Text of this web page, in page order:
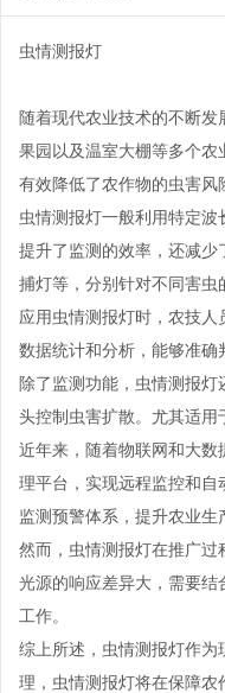
虫情测报灯
随着现代农业技术的不断
果园以及温室大棚等多个
有效降低了农作物的虫害风
虫情测报灯一般利用特定
提升了监测的效率，还减
捕灯等，分别针对不同害虫
应用虫情测报灯时，农技
数据统计和分析，能够准
除了监测功能，虫情测报
头控制虫害扩散。尤其适
近年来，随着物联网和大
理平台，实现远程监控和
监测预警体系，提升农业生
然而，虫情测报灯在推广
光源的响应差异大，需要
工作。
综上所述，虫情测报灯作
理，虫情测报灯将在保障